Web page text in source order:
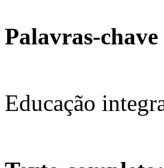
Palavras-chave
Educação